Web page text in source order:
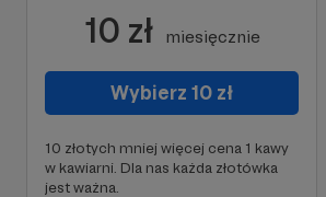
10 zł miesięcznie
Wybierz 10 zł
10 złotych mniej więcej cena 1 kawy
w kawiarni. Dla nas każda złotówka
jest ważna.